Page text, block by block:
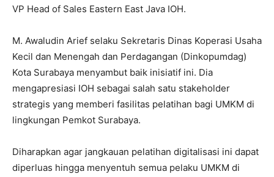
VP Head of Sales Eastern East Java IOH.
M. Awaludin Arief selaku Sekretaris Dinas Koperasi Usaha
Kecil dan Menengah dan Perdagangan (Dinkopumdag)
Kota Surabaya menyambut baik inisiatif ini. Dia
mengapresiasi IOH sebagai salah satu stakeholder
strategis yang memberi fasilitas pelatihan bagi UMKM di
lingkungan Pemkot Surabaya.
Diharapkan agar jangkauan pelatihan digitalisasi ini dapat
diperluas hingga menyentuh semua pelaku UMKM di